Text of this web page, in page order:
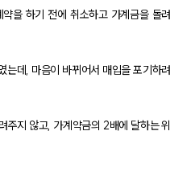
을 하기 전에 취소하고 가계금을 돌려
는데, 마음이 바뀌어서 매입을 포기하려
주지 않고, 가계약금의 2배에 달하는 위